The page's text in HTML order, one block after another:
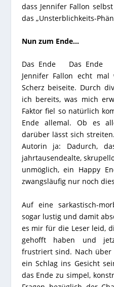
dass Jennifer Fallon
das „Unsterblichkeits-
Nun zum Ende…
Das Ende Das Ende
Jennifer Fallon echt mal
Scherz beiseite. Durch
ich bereits, was mich
Faktor fiel so natürlich
Ende allemal. Ob es
darüber lässt sich
Autorin ja: Dadurch,
jahrtausendealte,
unmöglich, ein Happy
zwangsläufig nur noch
Auf eine sarkastisch-
sogar lustig und damit
es mir für die Leser leid,
gehofft haben und
frustriert sind. Nach über
ein Schlag ins Gesicht
das Ende zu simpel,